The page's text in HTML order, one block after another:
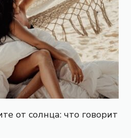
от солнца: что говорит